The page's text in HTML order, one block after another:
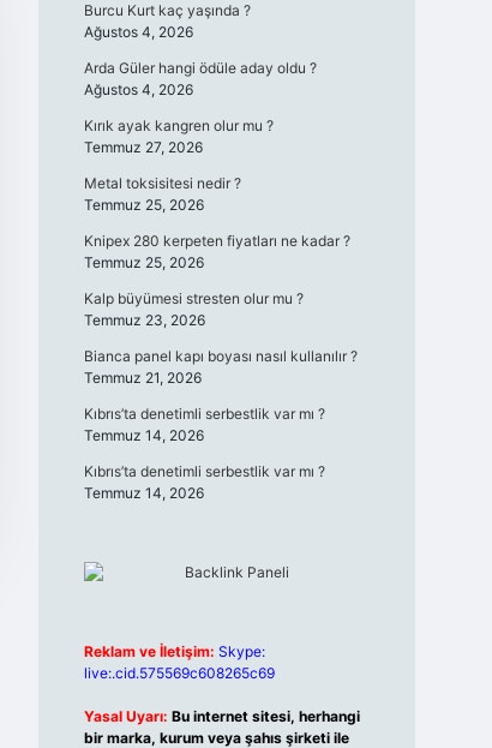
Burcu Kurt kaç yaşında ?
Ağustos 4, 2026
Arda Güler hangi ödüle aday oldu ?
Ağustos 4, 2026
Kırık ayak kangren olur mu ?
Temmuz 27, 2026
Metal toksisitesi nedir ?
Temmuz 25, 2026
Knipex 280 kerpeten fiyatları ne kadar ?
Temmuz 25, 2026
Kalp büyümesi stresten olur mu ?
Temmuz 23, 2026
Bianca panel kapı boyası nasıl kullanılır ?
Temmuz 21, 2026
Kıbrıs’ta denetimli serbestlik var mı ?
Temmuz 14, 2026
Kıbrıs’ta denetimli serbestlik var mı ?
Temmuz 14, 2026
Reklam ve İletişim: Skype:
live:.cid.575569c608265c69
Yasal Uyarı: Bu internet sitesi, herhangi
bir marka, kurum veya şahıs şirketi ile